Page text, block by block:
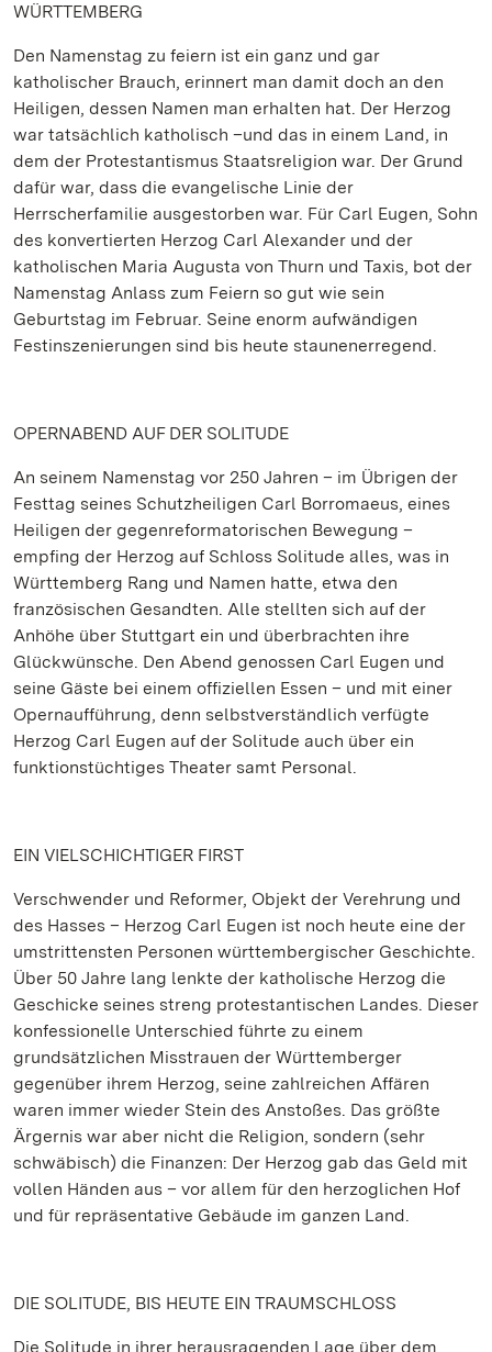
WÜRTTEMBERG
Den Namenstag zu feiern ist ein ganz und gar
katholischer Brauch, erinnert man damit doch an den
Heiligen, dessen Namen man erhalten hat. Der Herzog
war tatsächlich katholisch –und das in einem Land, in
dem der Protestantismus Staatsreligion war. Der Grund
dafür war, dass die evangelische Linie der
Herrscherfamilie ausgestorben war. Für Carl Eugen, Sohn
des konvertierten Herzog Carl Alexander und der
katholischen Maria Augusta von Thurn und Taxis, bot der
Namenstag Anlass zum Feiern so gut wie sein
Geburtstag im Februar. Seine enorm aufwändigen
Festinszenierungen sind bis heute staunenerregend.
OPERNABEND AUF DER SOLITUDE
An seinem Namenstag vor 250 Jahren – im Übrigen der
Festtag seines Schutzheiligen Carl Borromaeus, eines
Heiligen der gegenreformatorischen Bewegung –
empfing der Herzog auf Schloss Solitude alles, was in
Württemberg Rang und Namen hatte, etwa den
französischen Gesandten. Alle stellten sich auf der
Anhöhe über Stuttgart ein und überbrachten ihre
Glückwünsche. Den Abend genossen Carl Eugen und
seine Gäste bei einem offiziellen Essen – und mit einer
Opernaufführung, denn selbstverständlich verfügte
Herzog Carl Eugen auf der Solitude auch über ein
funktionstüchtiges Theater samt Personal.
EIN VIELSCHICHTIGER FIRST
Verschwender und Reformer, Objekt der Verehrung und
des Hasses – Herzog Carl Eugen ist noch heute eine der
umstrittensten Personen württembergischer Geschichte.
Über 50 Jahre lang lenkte der katholische Herzog die
Geschicke seines streng protestantischen Landes. Dieser
konfessionelle Unterschied führte zu einem
grundsätzlichen Misstrauen der Württemberger
gegenüber ihrem Herzog, seine zahlreichen Affären
waren immer wieder Stein des Anstoßes. Das größte
Ärgernis war aber nicht die Religion, sondern (sehr
schwäbisch) die Finanzen: Der Herzog gab das Geld mit
vollen Händen aus – vor allem für den herzoglichen Hof
und für repräsentative Gebäude im ganzen Land.
DIE SOLITUDE, BIS HEUTE EIN TRAUMSCHLOSS
Die Solitude in ihrer herausragenden Lage über dem